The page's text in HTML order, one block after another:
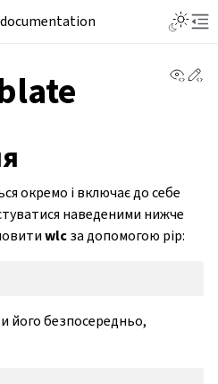
окремо і включає до себе
наведеними нижче
wlcза допомогою pip:
його безпосередньо,